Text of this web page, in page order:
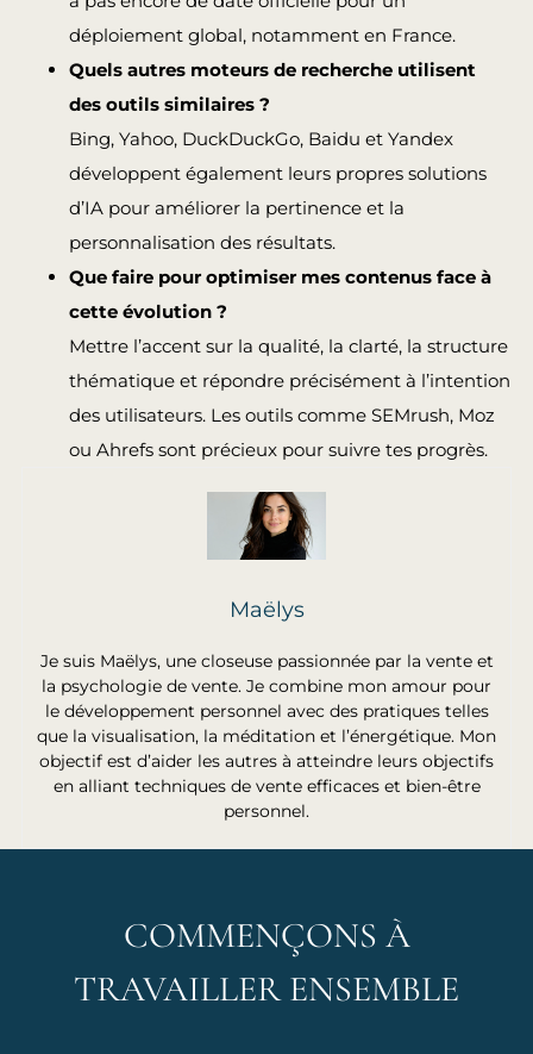
déploiement global, notamment en France.
Quels autres moteurs de recherche utilisent
des outils similaires ?
Bing, Yahoo, DuckDuckGo, Baidu et Yandex
développent également leurs propres solutions
d’IA pour améliorer la pertinence et la
personnalisation des résultats.
Que faire pour optimiser mes contenus face à
cette évolution ?
Mettre l’accent sur la qualité, la clarté, la structure
thématique et répondre précisément à l’intention
des utilisateurs. Les outils comme SEMrush, Moz
ou Ahrefs sont précieux pour suivre tes progrès.
Maëlys
Je suis Maëlys, une closeuse passionnée par la vente et
la psychologie de vente. Je combine mon amour pour
le développement personnel avec des pratiques telles
que la visualisation, la méditation et l’énergétique. Mon
objectif est d’aider les autres à atteindre leurs objectifs
en alliant techniques de vente efficaces et bien-être
personnel.
COMMENÇONS À
TRAVAILLER ENSEMBLE